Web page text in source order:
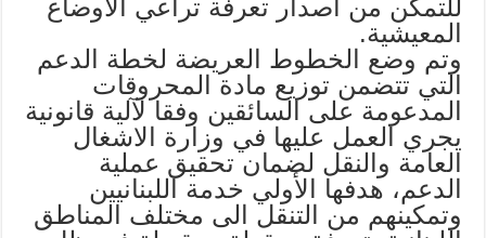
للتمكن من اصدار تعرفة تراعي الأوضاع
المعيشية.
وتم وضع الخطوط العريضة لخطة الدعم
التي تتضمن توزيع مادة المحروقات
المدعومة على السائقين وفقا لآلية قانونية
يجري العمل عليها في وزارة الاشغال
العامة والنقل لضمان تحقيق عملية
الدعم، هدفها الأولي خدمة اللبنانيين
وتمكينهم من التنقل الى مختلف المناطق